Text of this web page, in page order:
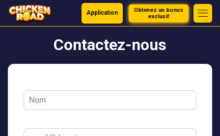
Application
Obtenez un bonus
exclusif
Contactez-nous